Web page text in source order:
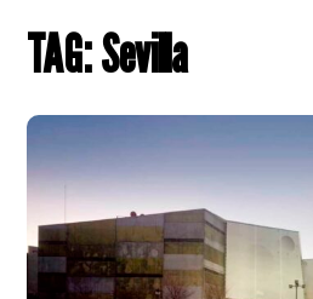
TAG: Sevilla